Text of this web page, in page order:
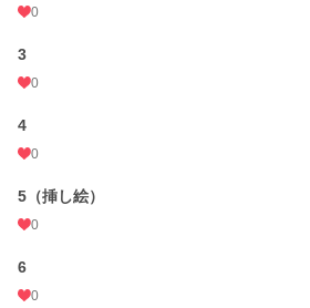
0
3
0
4
0
5（挿し絵）
0
6
0